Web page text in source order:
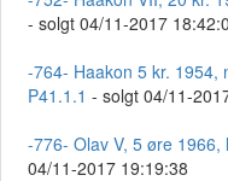
- solgt 04/11-2017
-764- Haakon 5 kr. 1954,
P41.1.1 - solgt 04/11-
-776- Olav V, 5 øre 1966,
04/11-2017 19:19:38